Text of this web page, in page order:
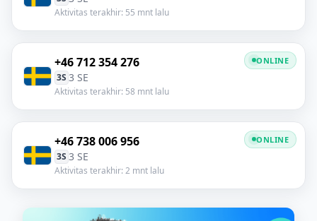
Aktivitas terakhir: 55 mnt lalu
+46 712 354 276
3S 3 SE
Aktivitas terakhir: 58 mnt lalu
ONLINE
+46 738 006 956
3S 3 SE
Aktivitas terakhir: 2 mnt lalu
ONLINE